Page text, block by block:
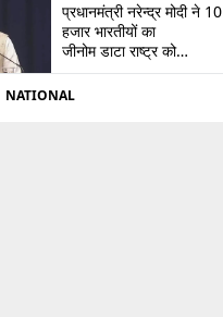
प्रधानमंत्री नरेन्द्र मोदी ने 10
हजार भारतीयों का
जीनोम डाटा राष्ट्र को
सौंपा, जानें इसके बारे में
NATIONAL